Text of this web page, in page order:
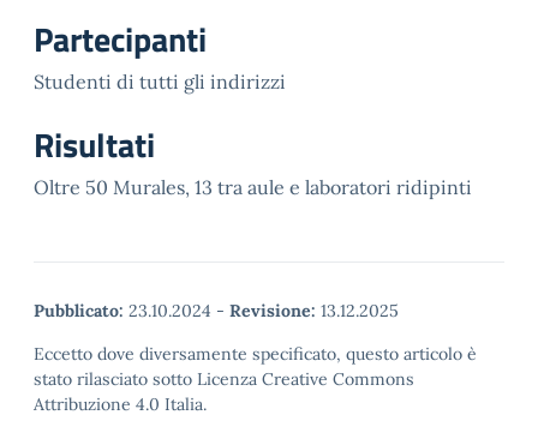
Partecipanti
Studenti di tutti gli indirizzi
Risultati
Oltre 50 Murales, 13 tra aule e laboratori ridipinti
Pubblicato: 23.10.2024 - Revisione: 13.12.2025
Eccetto dove diversamente specificato, questo articolo è
stato rilasciato sotto Licenza Creative Commons
Attribuzione 4.0 Italia.